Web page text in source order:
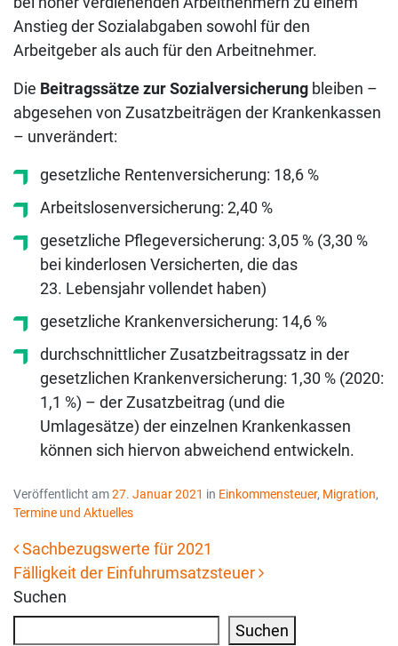
Anstieg der Sozialabgaben sowohl für den
Arbeitgeber als auch für den Arbeitnehmer.
Die Beitragssätze zur Sozialversicherung bleiben –
abgesehen von Zusatzbeiträgen der Krankenkassen
– unverändert:
gesetzliche Rentenversicherung: 18,6 %
Arbeitslosenversicherung: 2,40 %
gesetzliche Pflegeversicherung: 3,05 % (3,30 %
bei kinderlosen Versicherten, die das
23. Lebensjahr vollendet haben)
gesetzliche Krankenversicherung: 14,6 %
durchschnittlicher Zusatzbeitragssatz in der
gesetzlichen Krankenversicherung: 1,30 % (2020:
1,1 %) – der Zusatzbeitrag (und die
Umlagesätze) der einzelnen Krankenkassen
können sich hiervon abweichend entwickeln.
Veröffentlicht am27. Januar 2021 in Einkommensteuer, Migration,
Termine und Aktuelles
Beitrags-Navigation
Sachbezugswerte für 2021
Fälligkeit der Einfuhrumsatzsteuer
Suchen
Suchen